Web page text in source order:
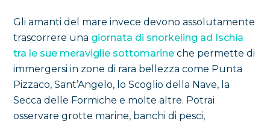
Gli amanti del mare invece devono assolutamente
trascorrere una giornata di snorkeling ad Ischia
tra le sue meraviglie sottomarine che permette di
immergersi in zone di rara bellezza come Punta
Pizzaco, Sant’Angelo, lo Scoglio della Nave, la
Secca delle Formiche e molte altre. Potrai
osservare grotte marine, banchi di pesci,